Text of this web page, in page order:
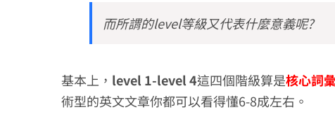
而所謂的level等級又代表什麼意義呢?
基本上， level 1-level 4這四個階級算是核心詞
術型的英文文章你都可以看得懂6-8成左右。